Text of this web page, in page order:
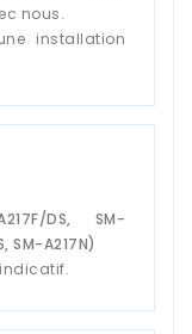
nous.
installation
DS, SM-
SM-A217N)